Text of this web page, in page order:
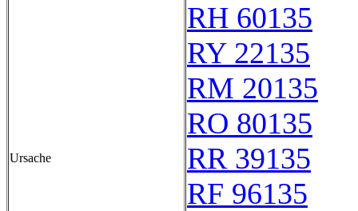
Ursache
RH 60135
RY 22135
RM 20135
RO 80135
RR 39135
RF 96135